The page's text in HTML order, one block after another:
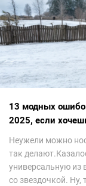
13 модных
2025, если
Неужели можно
так
универсальную из
со звездочкой. Ну,